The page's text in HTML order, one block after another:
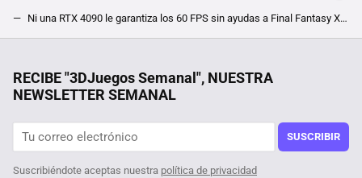
Ni una RTX 4090 le garantiza los 60 FPS sin ayudas a Final Fantasy XVI en PC. Si buscas jugar a 4K, estarás obligado a utilizar DLSS
¿Un survival de mundo abierto en el que despliegas tus barcos como si fueran pokémons? Es una de las propuestas más alocadas pero bien recibidas de Steam ahora mismo
RECIBE "3DJuegos Semanal", NUESTRA
NEWSLETTER SEMANAL
SUSCRIBIR
Suscribiéndote aceptas nuestra política de privacidad